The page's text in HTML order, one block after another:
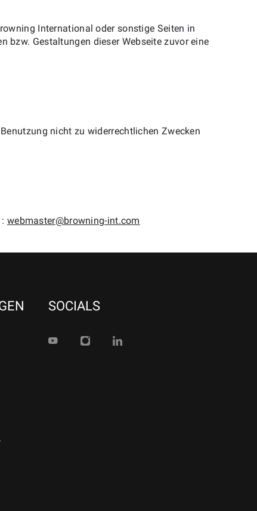
International oder sonstige Seiten in
bzw. Gestaltungen dieser Webseite zuvor eine
nicht zu widerrechtlichen Zwecken
webmaster@browning-int.com
SOCIALS